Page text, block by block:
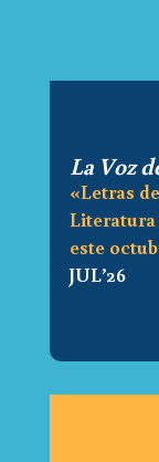
La Voz
«Letras
Literatura
este
JUL’26